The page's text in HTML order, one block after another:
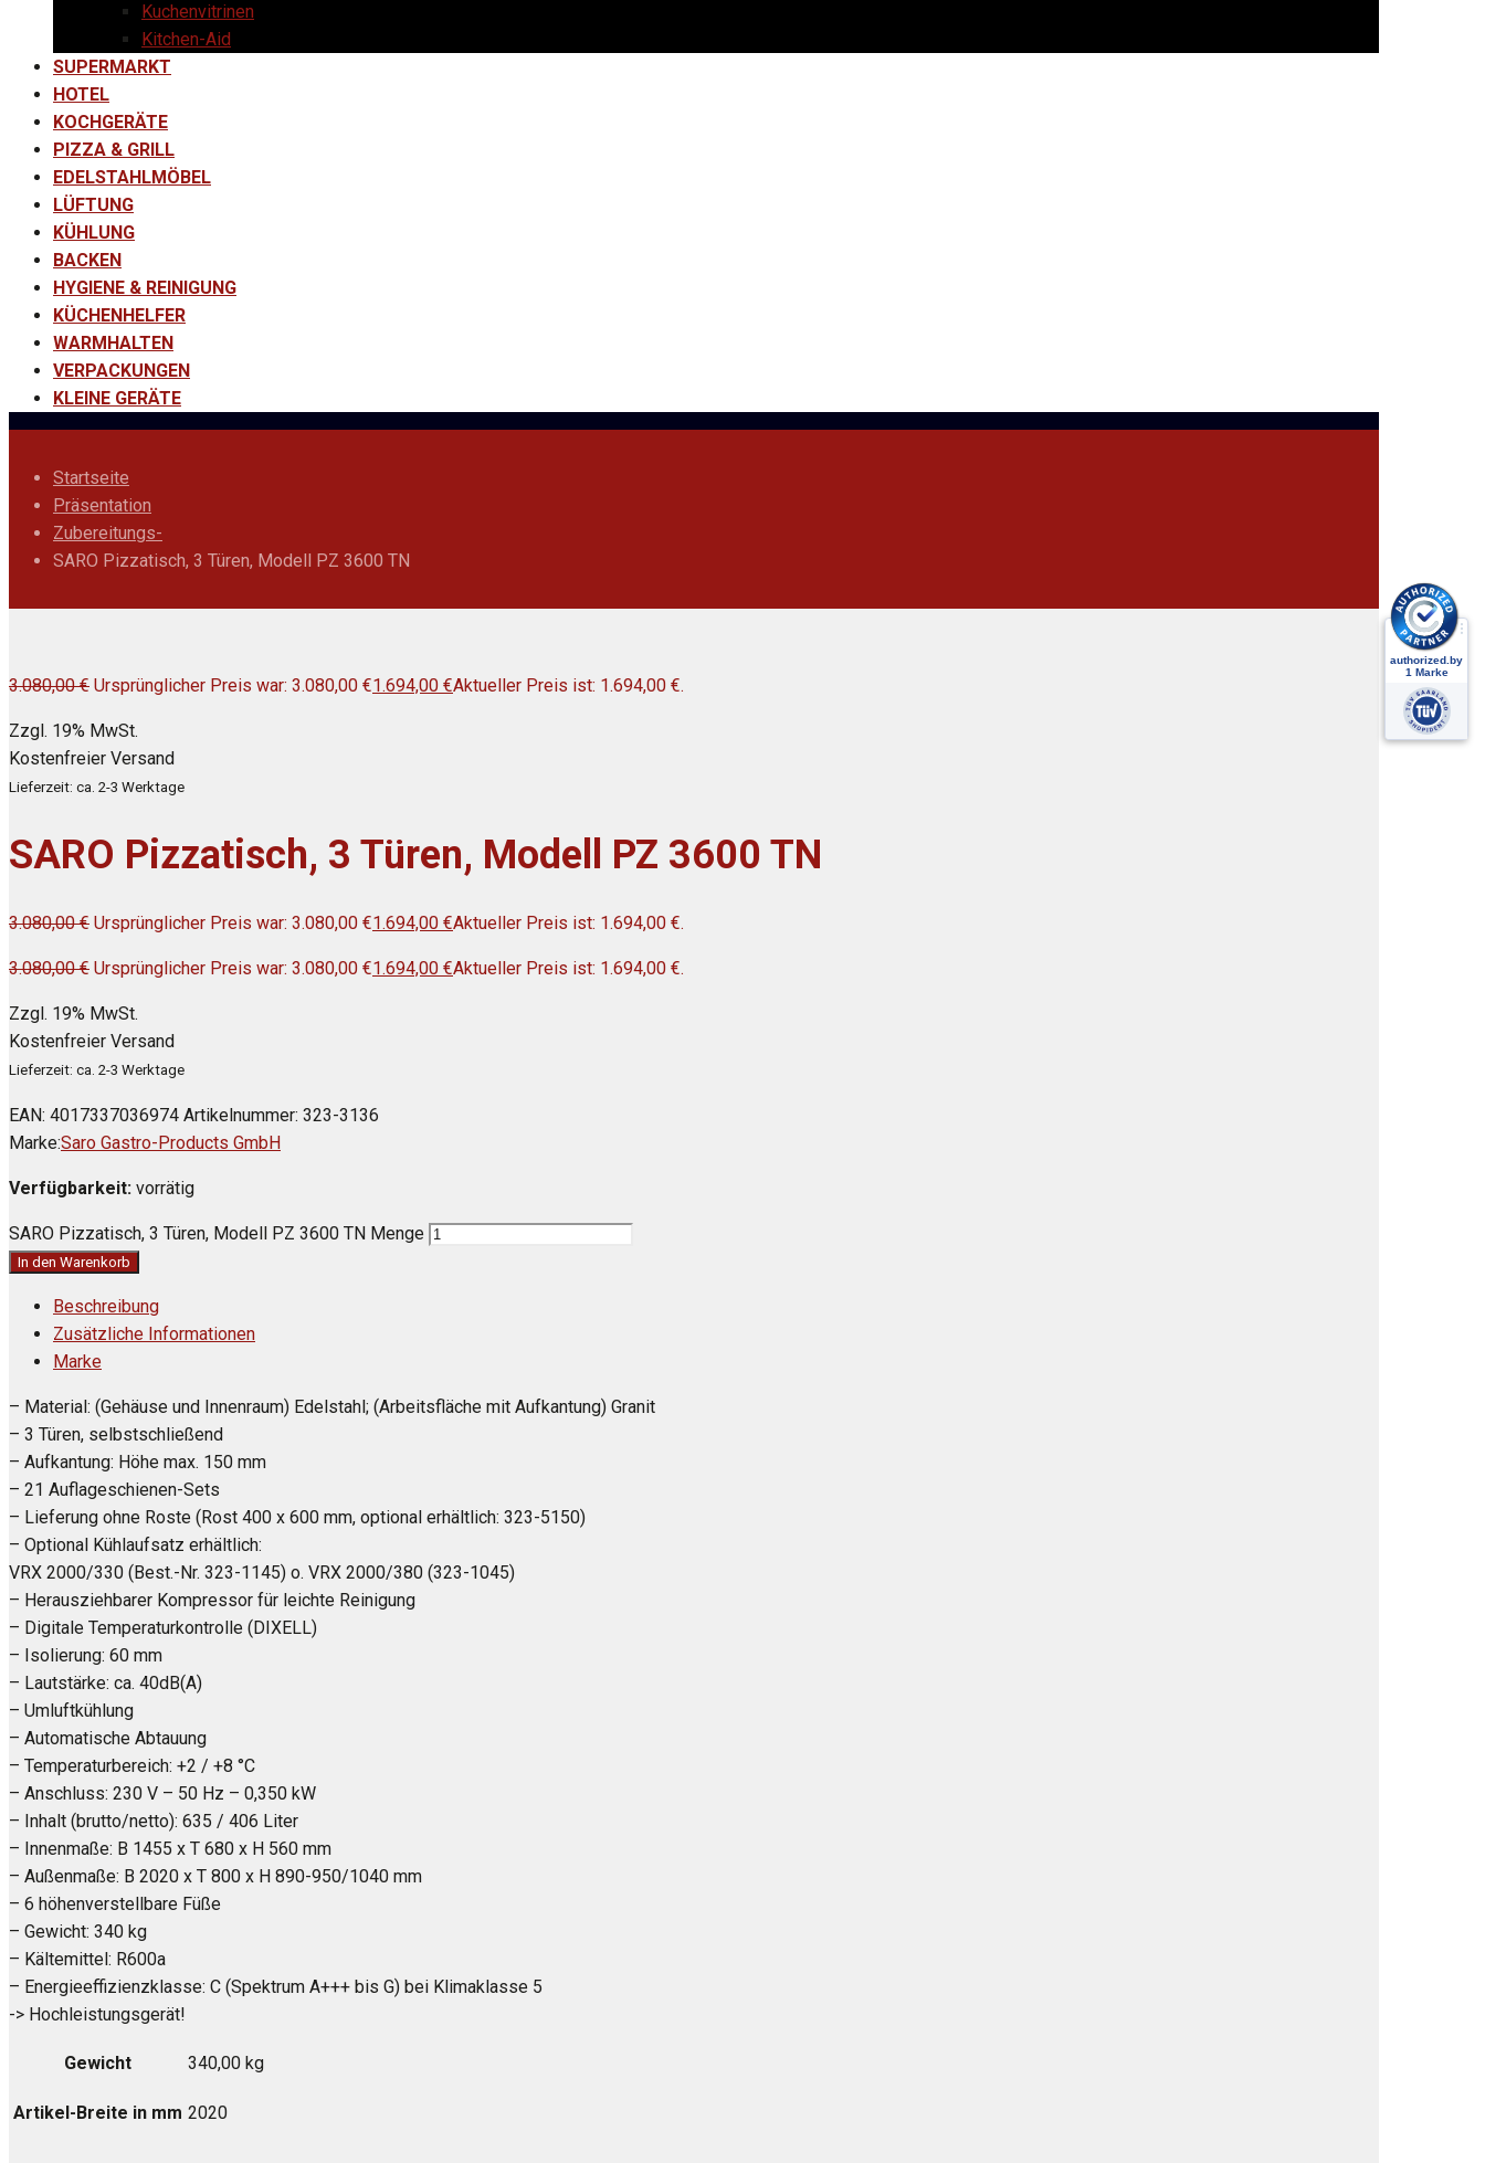
Kuchenvitrinen
Kitchen-Aid
SUPERMARKT
HOTEL
KOCHGERÄTE
PIZZA & GRILL
EDELSTAHLMÖBEL
LÜFTUNG
KÜHLUNG
BACKEN
HYGIENE & REINIGUNG
KÜCHENHELFER
WARMHALTEN
VERPACKUNGEN
KLEINE GERÄTE
Startseite
Präsentation
Zubereitungs-
SARO Pizzatisch, 3 Türen, Modell PZ 3600 TN
3.080,00€ Ursprünglicher Preis war: 3.080,00 €1.694,00 €Aktueller Preis ist: 1.694,00 €.
Zzgl. 19% MwSt.
Kostenfreier Versand
Lieferzeit: ca. 2-3 Werktage
SARO Pizzatisch, 3 Türen, Modell PZ 3600 TN
3.080,00€ Ursprünglicher Preis war: 3.080,00 €1.694,00 €Aktueller Preis ist: 1.694,00 €.
3.080,00€ Ursprünglicher Preis war: 3.080,00 €1.694,00 €Aktueller Preis ist: 1.694,00 €.
Zzgl. 19% MwSt.
Kostenfreier Versand
Lieferzeit: ca. 2-3 Werktage
EAN: 4017337036974 Artikelnummer: 323-3136
Marke:Saro Gastro-Products GmbH
Verfügbarkeit: vorrätig
SARO Pizzatisch, 3 Türen, Modell PZ 3600 TN Menge
In den Warenkorb
Beschreibung
Zusätzliche Informationen
Marke
– Material: (Gehäuse und Innenraum) Edelstahl; (Arbeitsfläche mit Aufkantung) Granit
– 3 Türen, selbstschließend
– Aufkantung: Höhe max. 150 mm
– 21 Auflageschienen-Sets
– Lieferung ohne Roste (Rost 400 x 600 mm, optional erhältlich: 323-5150)
– Optional Kühlaufsatz erhältlich:
VRX 2000/330 (Best.-Nr. 323-1145) o. VRX 2000/380 (323-1045)
– Herausziehbarer Kompressor für leichte Reinigung
– Digitale Temperaturkontrolle (DIXELL)
– Isolierung: 60 mm
– Lautstärke: ca. 40dB(A)
– Umluftkühlung
– Automatische Abtauung
– Temperaturbereich: +2 / +8 °C
– Anschluss: 230 V – 50 Hz – 0,350 kW
– Inhalt (brutto/netto): 635 / 406 Liter
– Innenmaße: B 1455 x T 680 x H 560 mm
– Außenmaße: B 2020 x T 800 x H 890-950/1040 mm
– 6 höhenverstellbare Füße
– Gewicht: 340 kg
– Kältemittel: R600a
– Energieeffizienzklasse: C (Spektrum A+++ bis G) bei Klimaklasse 5
-> Hochleistungsgerät!
Gewicht 340,00 kg
Artikel-Breite in mm 2020